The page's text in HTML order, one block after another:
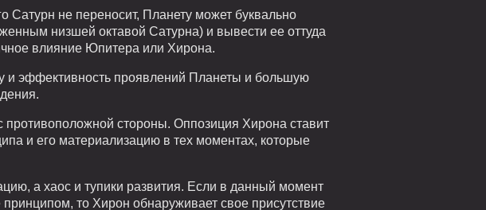
Сатурн не переносит, Планету может буквально
низшей октавой Сатурна) и вывести ее оттуда
влияние Юпитера или Хирона.
и эффективность проявлений Планеты и большую
стороны. Оппозиция Хирона ставит
и его материализацию в тех моментах, которые
а хаос и тупики развития. Если в данный момент
то Хирон обнаруживает свое присутствие